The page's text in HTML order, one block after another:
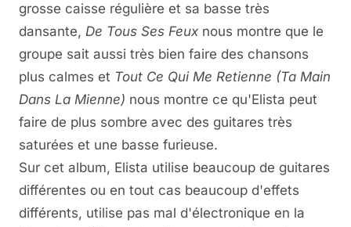
grosse caisse régulière et sa basse très
dansante, De Tous Ses Feux nous montre que le
groupe sait aussi très bien faire des chansons
plus calmes et Tout Ce Qui Me Retienne (Ta Main
Dans La Mienne) nous montre ce qu'Elista peut
faire de plus sombre avec des guitares très
saturées et une basse furieuse.
Sur cet album, Elista utilise beaucoup de guitares
différentes ou en tout cas beaucoup d'effets
différents, utilise pas mal d'électronique en la